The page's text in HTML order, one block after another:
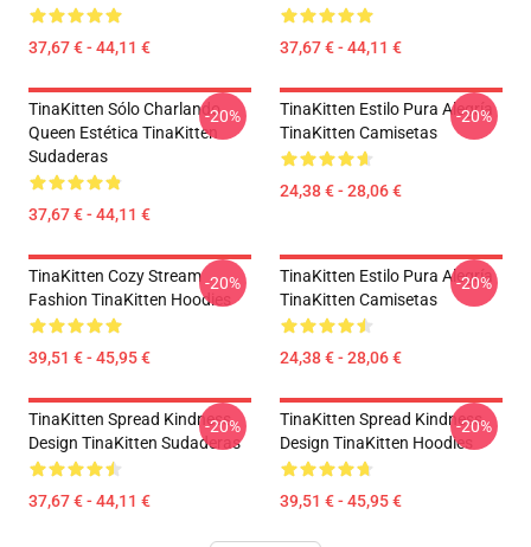
37,67 € - 44,11 € 37,67 € - 44,11 €
TinaKitten Sólo Charlando
Queen Estética TinaKitten
Sudaderas
37,67 € - 44,11 €
-20%
TinaKitten Estilo Pura Alegría
TinaKitten Camisetas
24,38 € - 28,06 €
-20%
TinaKitten Cozy Stream
Fashion TinaKitten Hoodies
39,51 € - 45,95 €
-20%
TinaKitten Estilo Pura Alegría
TinaKitten Camisetas
24,38 € - 28,06 €
-20%
TinaKitten Spread Kindness
Design TinaKitten Sudaderas
37,67 € - 44,11 €
-20%
TinaKitten Spread Kindness
Design TinaKitten Hoodies
39,51 € - 45,95 €
-20%